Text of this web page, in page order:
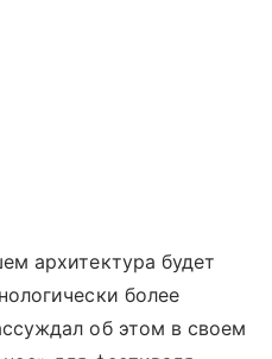
архитектура будет
более
об этом в своем